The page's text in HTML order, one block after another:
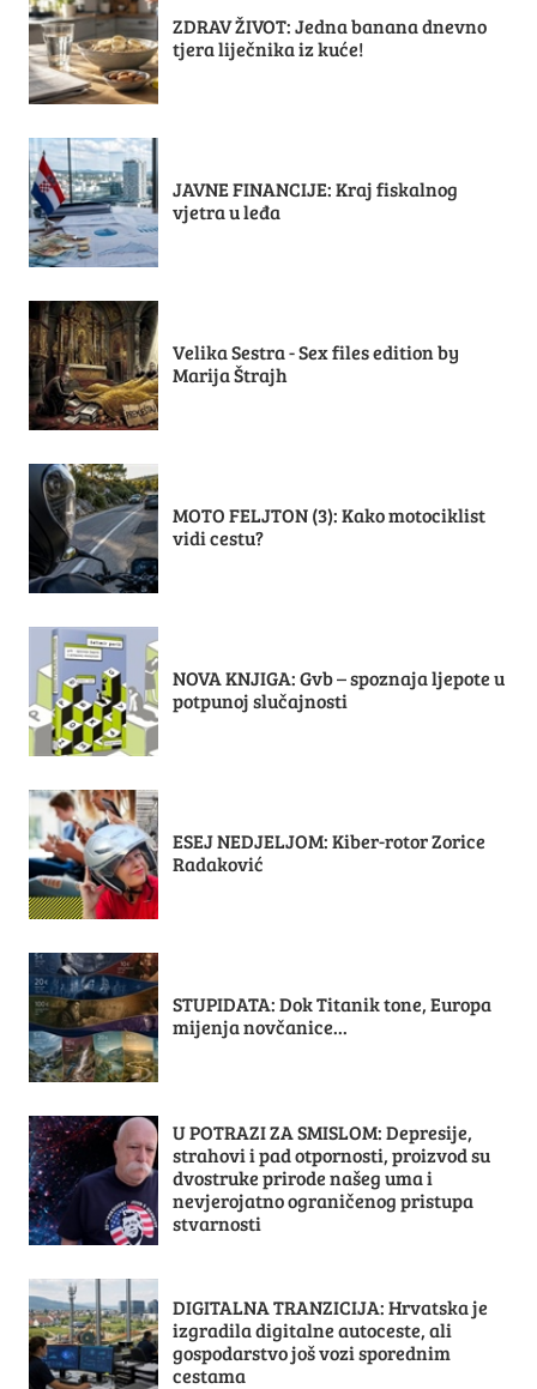
ZDRAV ŽIVOT: Jedna banana dnevno
tjera liječnika iz kuće!
JAVNE FINANCIJE: Kraj fiskalnog
vjetra u leđa
Velika Sestra - Sex files edition by
Marija Štrajh
MOTO FELJTON (3): Kako motociklist
vidi cestu?
NOVA KNJIGA: Gvb – spoznaja ljepote u
potpunoj slučajnosti
ESEJ NEDJELJOM: Kiber-rotor Zorice
Radaković
STUPIDATA: Dok Titanik tone, Europa
mijenja novčanice...
U POTRAZI ZA SMISLOM: Depresije,
strahovi i pad otpornosti, proizvod su
dvostruke prirode našeg uma i
nevjerojatno ograničenog pristupa
stvarnosti
DIGITALNA TRANZICIJA: Hrvatska je
izgradila digitalne autoceste, ali
gospodarstvo još vozi sporednim
cestama